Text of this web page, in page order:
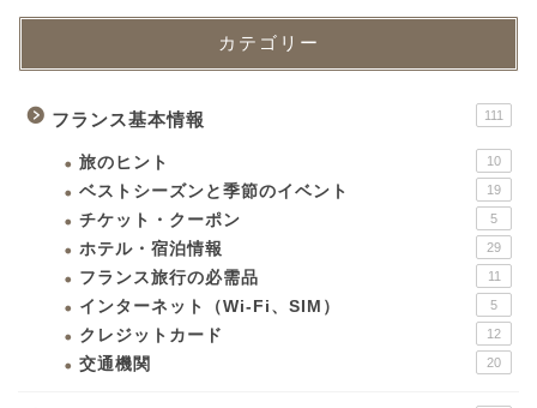
カテゴリー
フランス基本情報 111
旅のヒント 10
ベストシーズンと季節のイベント 19
チケット・クーポン 5
ホテル・宿泊情報 29
フランス旅行の必需品 11
インターネット（Wi-Fi、SIM） 5
クレジットカード 12
交通機関 20